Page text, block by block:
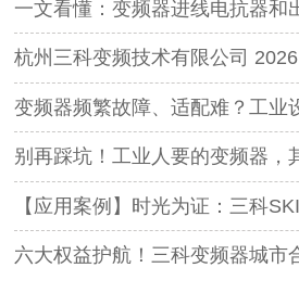
一文看懂：变频器进线电抗器和
杭州三科变频技术有限公司
变频器频繁故障、适配难？工业设备的“场
别再踩坑！工业人要的变频器，
【应用案例】时光为证：三科SKI600系列变频
六大权益护航！三科变频器城市合